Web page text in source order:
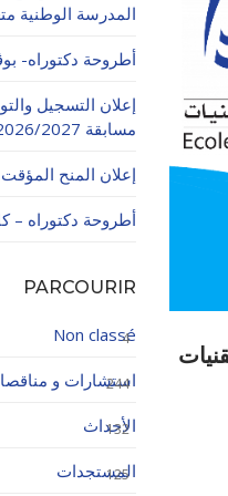
المدرسة الوطنية
أطروحة دكتوراه-
إعلان التسجيل
مسابقة ENP 2026/2027
إعلان المنح المؤقت
أطروحة دكتوراه –
PARCOURIR
Non classé
4
استشارات و
244
الأحداث
132
المستجدات
125